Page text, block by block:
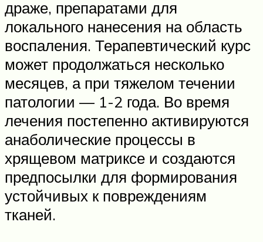
драже, препаратами для
локального нанесения на область
воспаления. Терапевтический курс
может продолжаться несколько
месяцев, а при тяжелом течении
патологии — 1-2 года. Во время
лечения постепенно активируются
анаболические процессы в
хрящевом матриксе и создаются
предпосылки для формирования
устойчивых к повреждениям
тканей.